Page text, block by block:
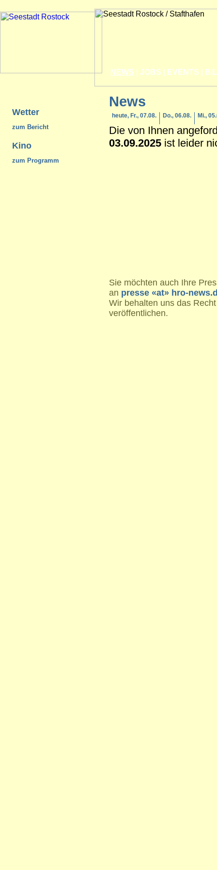
NEWS JOBS EVENTS
Wetter
zum Bericht
Kino
zum Programm
News
heute, Fr., 07.08. Do., 06.08. Mi.,
Die von Ihnen
03.09.2025 ist leider
Sie möchten auch Ihre
an presse «at» hro-
Wir behalten uns das
veröffentlichen.